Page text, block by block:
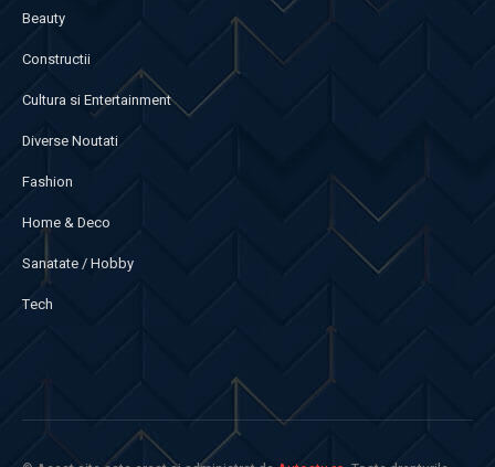
Beauty
Constructii
Cultura si Entertainment
Diverse Noutati
Fashion
Home & Deco
Sanatate / Hobby
Tech